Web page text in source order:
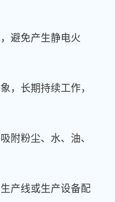
免产生静电火
长期持续工作，
粉尘、水、油、
线或生产设备配